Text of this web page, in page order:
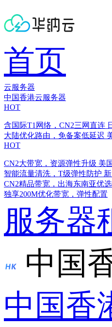
首页
云服务器
中国香港云服务器
HOT
含国际T1网络，CN2三网直连
大陆优化路由，免备案低延迟
HOT
CN2大带宽，资源弹性升级 美
智能流量清洗，T级弹性防护
CN2精品带宽，出海东南亚优选
独享200M优化带宽，弹性配置
服务器
中国
中国香